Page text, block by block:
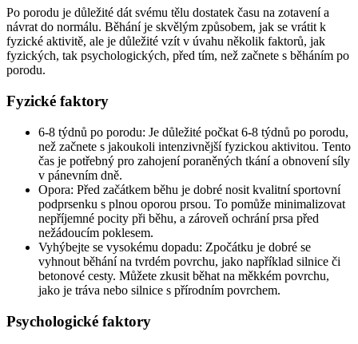
Po porodu je důležité dát svému tělu dostatek času na zotavení a
návrat do normálu. Běhání je skvělým způsobem, jak se vrátit k
fyzické aktivitě, ale je důležité vzít v úvahu několik faktorů, jak
fyzických, tak psychologických, před tím, než začnete s běháním po
porodu.
Fyzické faktory
6-8 týdnů po porodu: Je důležité počkat 6-8 týdnů po porodu,
než začnete s jakoukoli intenzivnější fyzickou aktivitou. Tento
čas je potřebný pro zahojení poraněných tkání a obnovení síly
v pánevním dně.
Opora: Před začátkem běhu je dobré nosit kvalitní sportovní
podprsenku s plnou oporou prsou. To pomůže minimalizovat
nepříjemné pocity při běhu, a zároveň ochrání prsa před
nežádoucím poklesem.
Vyhýbejte se vysokému dopadu: Zpočátku je dobré se
vyhnout běhání na tvrdém povrchu, jako například silnice či
betonové cesty. Můžete zkusit běhat na měkkém povrchu,
jako je tráva nebo silnice s přírodním povrchem.
Psychologické faktory